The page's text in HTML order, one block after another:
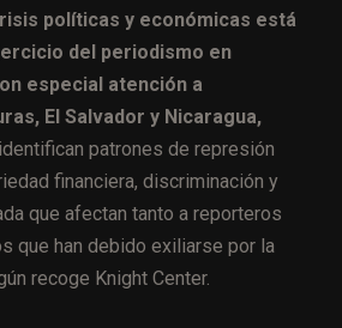
políticas y económicas está
del periodismo en
especial atención a
El Salvador y Nicaragua,
patrones de represión
financiera, discriminación y
que afectan tanto a reporteros
que han debido exiliarse por la
recoge Knight Center.